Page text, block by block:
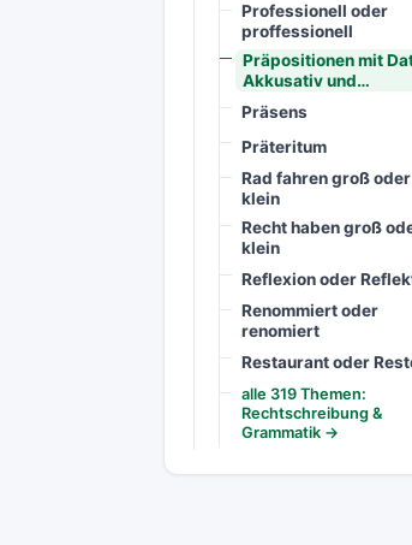
Professionell oder
proffessionell
Präpositionen mit
Akkusativ und…
Präsens
Präteritum
Rad fahren groß oder
klein
Recht haben groß
klein
Reflexion oder
Renommiert oder
renomiert
Restaurant oder
alle 319 Themen:
Rechtschreibung &
Grammatik →